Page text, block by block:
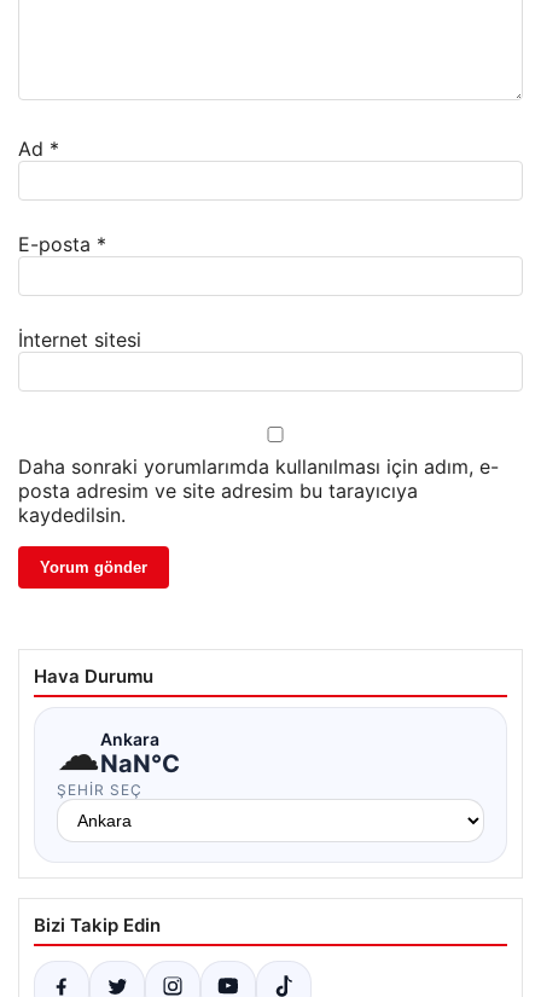
Ad *
E-posta *
İnternet sitesi
Daha sonraki yorumlarımda kullanılması için adım, e-
posta adresim ve site adresim bu tarayıcıya
kaydedilsin.
Hava Durumu
☁Ankara
NaN°C
ŞEHIR SEÇ
Bizi Takip Edin